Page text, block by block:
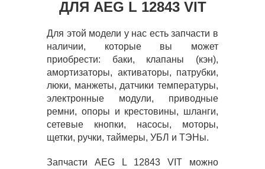
ДЛЯ AEG L 12843 VIT
Для этой модели у нас есть запчасти в
наличии, которые вы может
приобрести: баки, клапаны (кэн),
амортизаторы, активаторы, патрубки,
люки, манжеты, датчики температуры,
электронные модули, приводные
ремни, опоры и крестовины, шланги,
сетевые кнопки, насосы, моторы,
щетки, ручки, таймеры, УБЛ и ТЭНы.
Запчасти AEG L 12843 VIT можно